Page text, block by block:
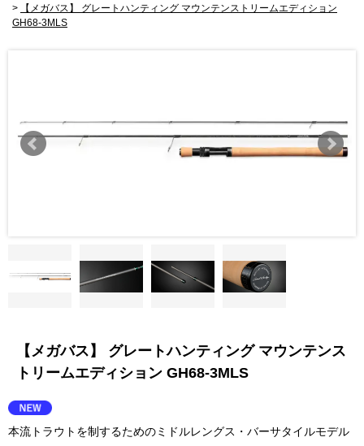
>
【メガバス】 グレートハンティング マウンテンストリームエディション
GH68-3MLS
【メガバス】 グレートハンティング マウンテンス
トリームエディション GH68-3MLS
本流トラウトを制するためのミドルレングス・バーサタイルモデル